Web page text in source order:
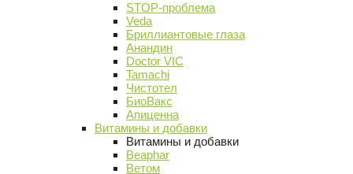
STOP-проблема
Veda
Бриллиантовые глаза
Анандин
Doctor VIC
Tamachi
Чистотел
БиоВакс
Апиценна
Витамины и добавки
Витамины и добавки
Beaphar
Ветом